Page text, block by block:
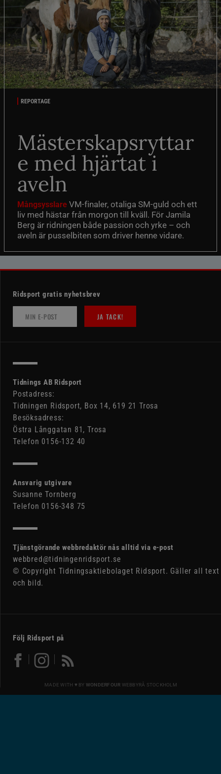
REPORTAGE
Mästerskapsryttar
e med hjärtat i
aveln
Mångsysslare VM-finaler, otaliga SM-guld och ett
liv med hästar från morgon till kväll. För Jamila
Berg är ridningen både passion och yrke – och
aveln är pusselbiten som driver henne vidare.
Ridsport gratis nyhetsbrev
JA TACK!
Tidnings AB Ridsport
Postadress:
Tidningen Ridsport, Box 14, 619 21 Trosa
Besöksadress:
Östra Långgatan 81, Trosa
Telefon 0156-132 40
Ansvarig utgivare
Susanne Tornberg
Telefon 0156-348 75
Tjänstgörande webbredaktör nås alltid via e-post
webbred@tidningenridsport.se
© Copyright Tidningsaktiebolaget Ridsport. Gäller all text
och bild.
Följ Ridsport på
MADE WITH ♥ BY WONDERFOUR WEBBYRÅ STOCKHOLM